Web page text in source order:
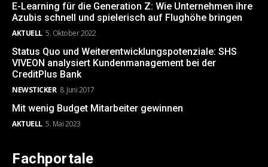
E-Learning für die Generation Z: Wie Unternehmen ihre
Azubis schnell und spielerisch auf Flughöhe bringen
AKTUELL 5. Oktober 2022
Status Quo und Weiterentwicklungspotenziale: SHS
VIVEON analysiert Kundenmanagement bei der
CreditPlus Bank
NEWSTICKER 8. Juni 2017
Mit wenig Budget Mitarbeiter gewinnen
AKTUELL 5. Mai 2023
Fachportale